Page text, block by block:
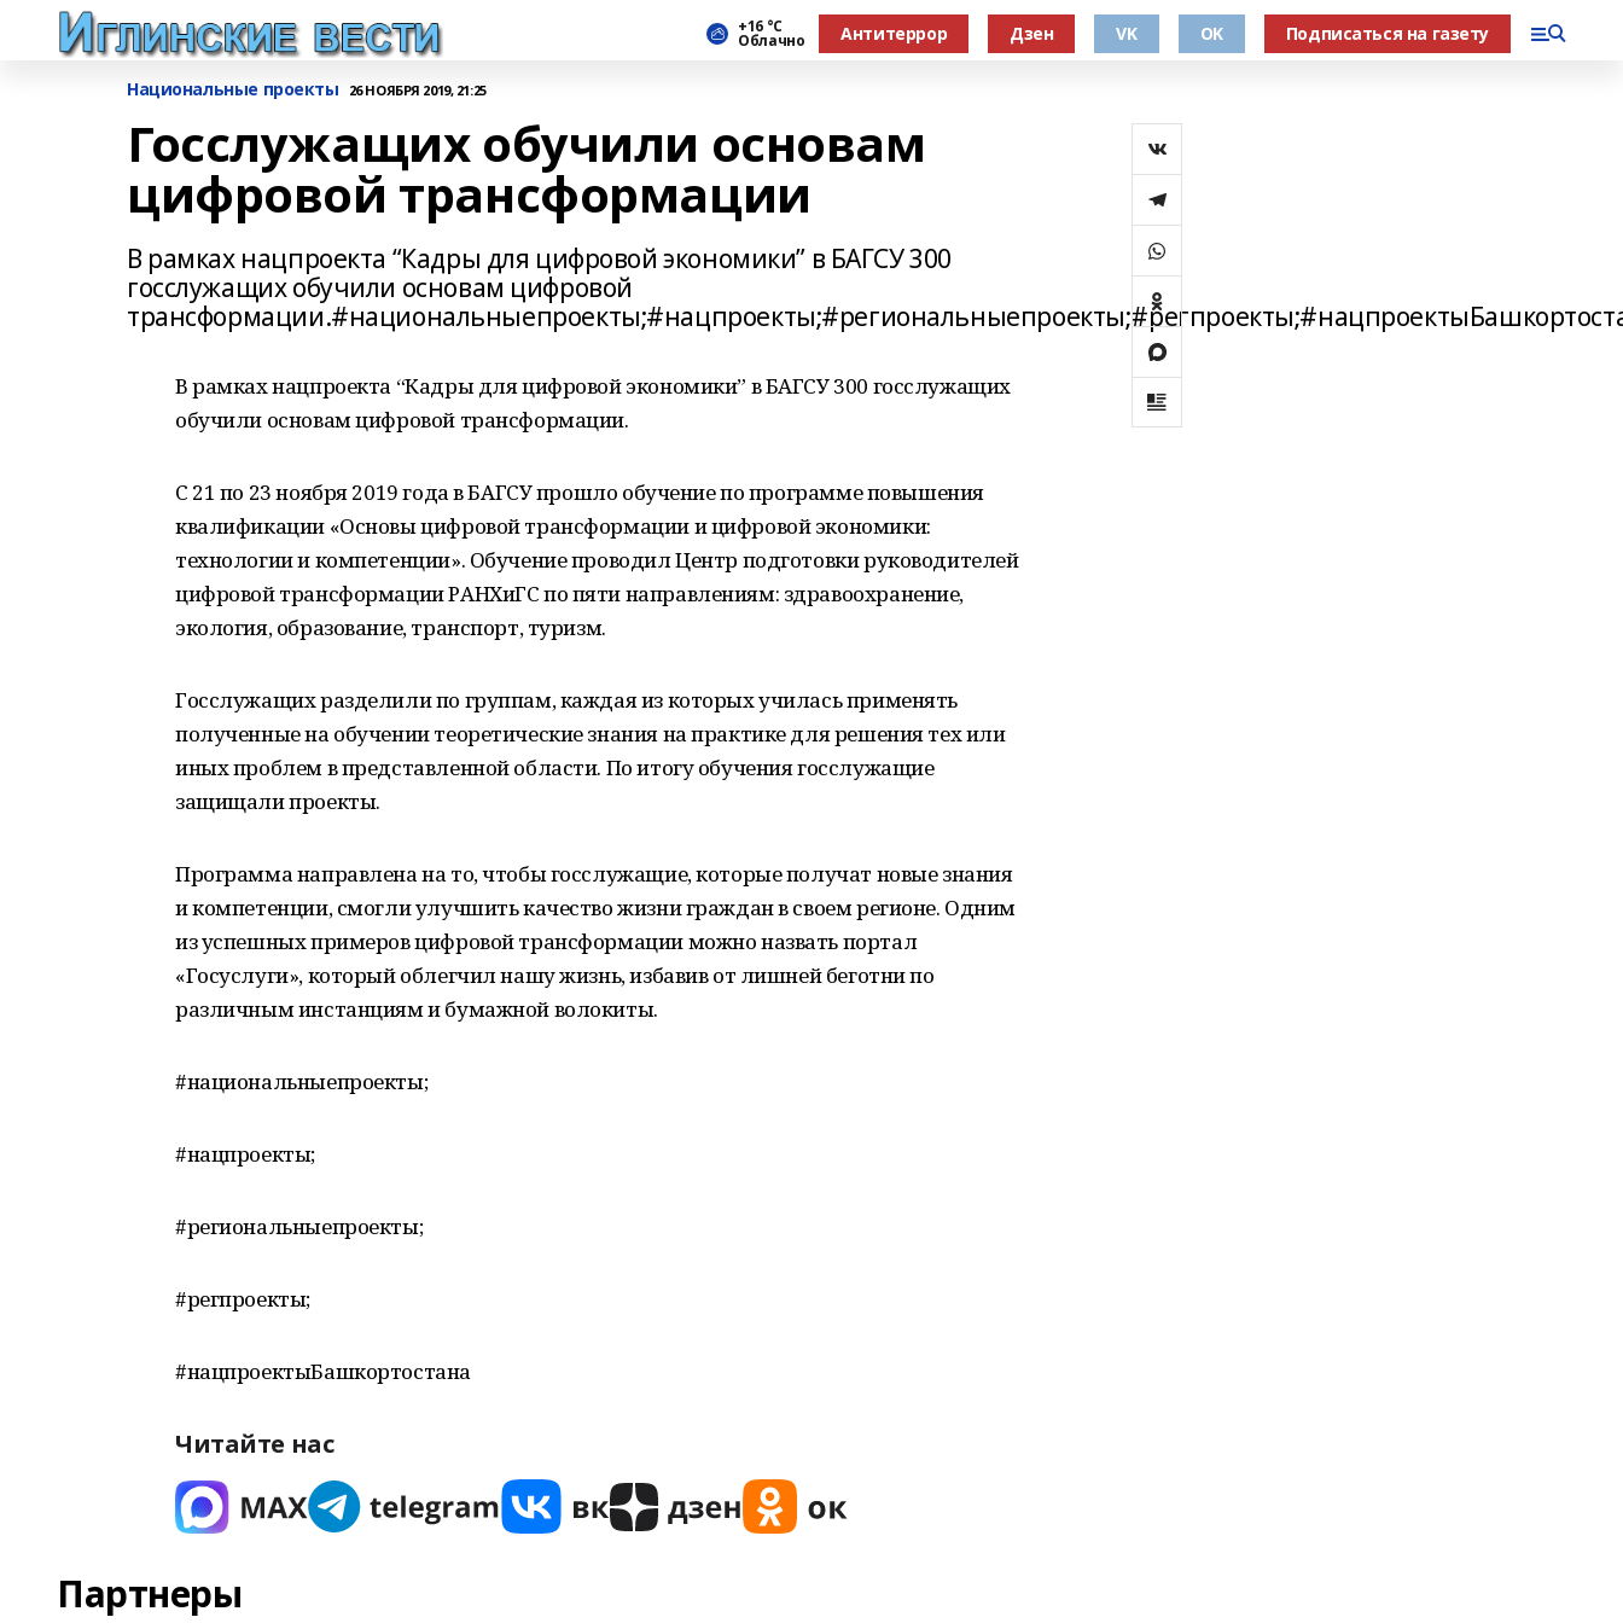
+16 °С
Облачно Антитеррор Дзен VK OK Подписаться на газету
Национальные проекты 26 НОЯБРЯ 2019, 21:25
Госслужащих обучили основам
цифровой трансформации
В рамках нацпроекта “Кадры для цифровой экономики” в БАГСУ 300
госслужащих обучили основам цифровой
В рамках нацпроекта “Кадры для цифровой экономики” в БАГСУ 300 госслужащих
обучили основам цифровой трансформации.
C 21 по 23 ноября 2019 года в БАГСУ прошло обучение по программе повышения
квалификации «Основы цифровой трансформации и цифровой экономики:
технологии и компетенции». Обучение проводил Центр подготовки руководителей
цифровой трансформации РАНХиГС по пяти направлениям: здравоохранение,
экология, образование, транспорт, туризм.
Госслужащих разделили по группам, каждая из которых училась применять
полученные на обучении теоретические знания на практике для решения тех или
иных проблем в представленной области. По итогу обучения госслужащие
защищали проекты.
Программа направлена на то, чтобы госслужащие, которые получат новые знания
и компетенции, смогли улучшить качество жизни граждан в своем регионе. Одним
из успешных примеров цифровой трансформации можно назвать портал
«Госуслуги», который облегчил нашу жизнь, избавив от лишней беготни по
различным инстанциям и бумажной волокиты.
#национальныепроекты;
#нацпроекты;
#региональныепроекты;
#регпроекты;
#нацпроектыБашкортостана
Читайте нас
Партнеры